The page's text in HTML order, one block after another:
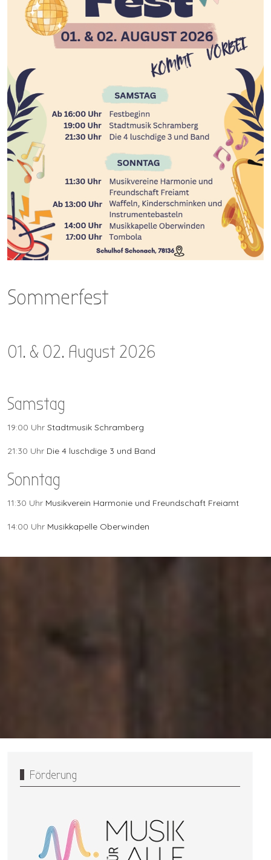
Sommerfest
01. & 02. August 2026
Samstag
19:00 Uhr Stadtmusik Schramberg
21:30 Uhr Die 4 luschdige 3 und Band
Sonntag
11:30 Uhr Musikverein Harmonie und Freundschaft Freiamt
14:00 Uhr Musikkapelle Oberwinden
Förderung